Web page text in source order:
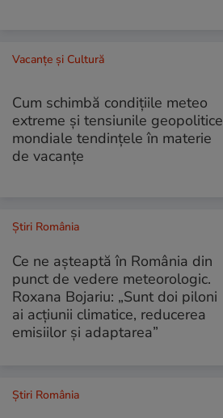
Vacanțe și Cultură
Cum schimbă condițiile meteo
extreme și tensiunile geopolitice
mondiale tendințele în materie
de vacanțe
Știri România
Ce ne așteaptă în România din
punct de vedere meteorologic.
Roxana Bojariu: „Sunt doi piloni
ai acțiunii climatice, reducerea
emisiilor și adaptarea”
Știri România